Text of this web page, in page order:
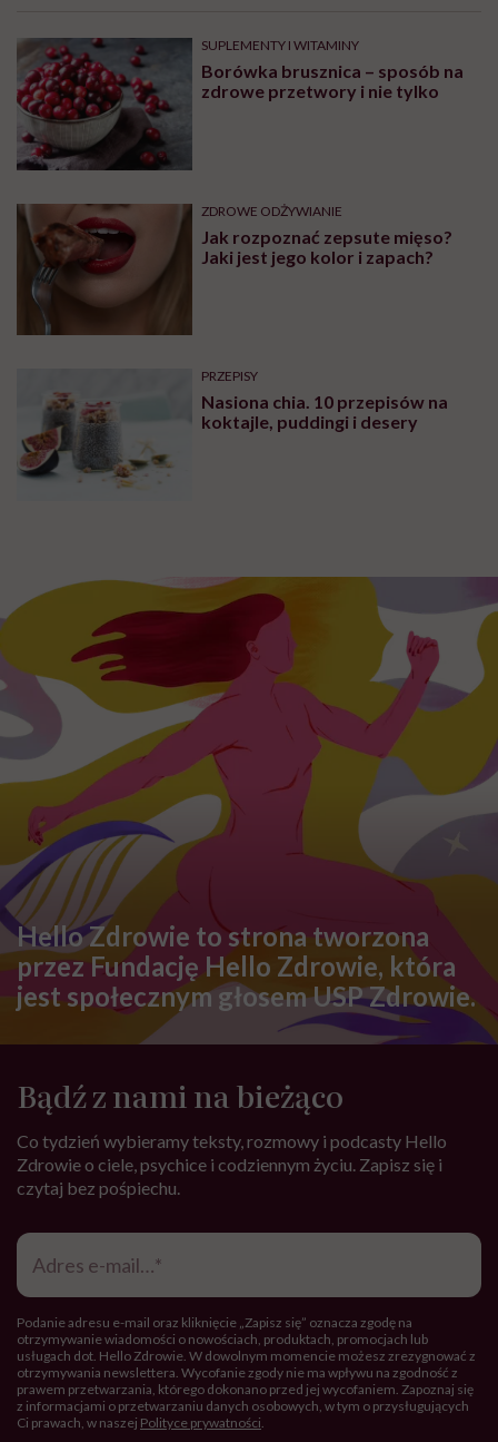
SUPLEMENTY I WITAMINY
Borówka brusznica – sposób na
zdrowe przetwory i nie tylko
ZDROWE ODŻYWIANIE
Jak rozpoznać zepsute mięso?
Jaki jest jego kolor i zapach?
PRZEPISY
Nasiona chia. 10 przepisów na
koktajle, puddingi i desery
Hello Zdrowie to strona tworzona
przez Fundację Hello Zdrowie, która
jest społecznym głosem USP Zdrowie.
Bądź z nami na bieżąco
Co tydzień wybieramy teksty, rozmowy i podcasty Hello
Zdrowie o ciele, psychice i codziennym życiu. Zapisz się i
czytaj bez pośpiechu.
Adres
mail*
Podanie adresu e-mail oraz kliknięcie „Zapisz się” oznacza zgodę na
otrzymywanie wiadomości o nowościach, produktach, promocjach lub
usługach dot. Hello Zdrowie. W dowolnym momencie możesz zrezygnować z
otrzymywania newslettera. Wycofanie zgody nie ma wpływu na zgodność z
prawem przetwarzania, którego dokonano przed jej wycofaniem. Zapoznaj się
z informacjami o przetwarzaniu danych osobowych, w tym o przysługujących
Ci prawach, w naszej Polityce prywatności.